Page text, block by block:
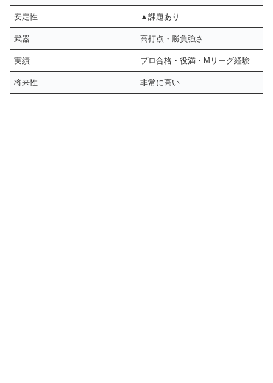
安定性 ▲課題あり
武器 高打点・勝負強さ
実績 プロ合格・役満・Mリーグ経験
将来性 非常に高い